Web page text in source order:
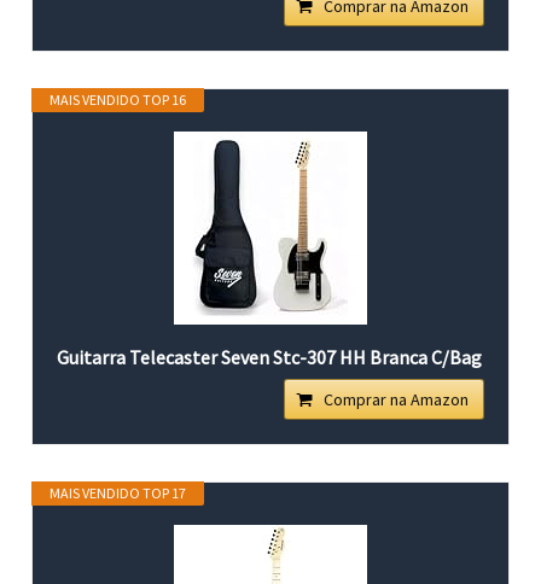
Comprar na Amazon
MAIS VENDIDO TOP 16
Guitarra Telecaster Seven Stc-307 HH Branca C/Bag
Comprar na Amazon
MAIS VENDIDO TOP 17